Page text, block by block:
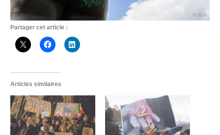
Partager cet article :
Articles similaires